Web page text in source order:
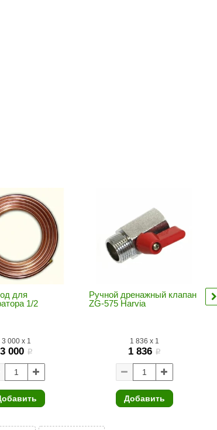
Aromawolke
Morelli
Делсот
SAUNABOARD
Keya Sauna
Nikkarien
для
1/2
3 000x 1
3 000 i
Ручной дренажный клапан
ZG-575 Harvia
1 836 x 1
1 836 i
Добавить